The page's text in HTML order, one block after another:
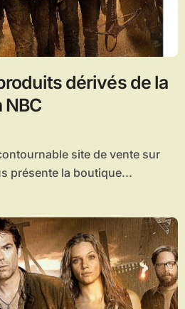
dérivés de la
NBC
présente la boutique...